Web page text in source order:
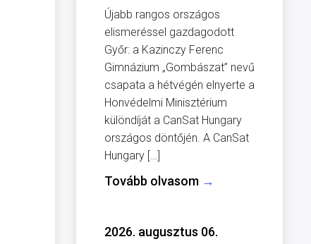
Újabb rangos országos
elismeréssel gazdagodott
Győr: a Kazinczy Ferenc
Gimnázium „Gombászat” nevű
csapata a hétvégén elnyerte a
Honvédelmi Minisztérium
különdíját a CanSat Hungary
országos döntőjén. A CanSat
Hungary […]
Tovább olvasom →
2026. augusztus 06.